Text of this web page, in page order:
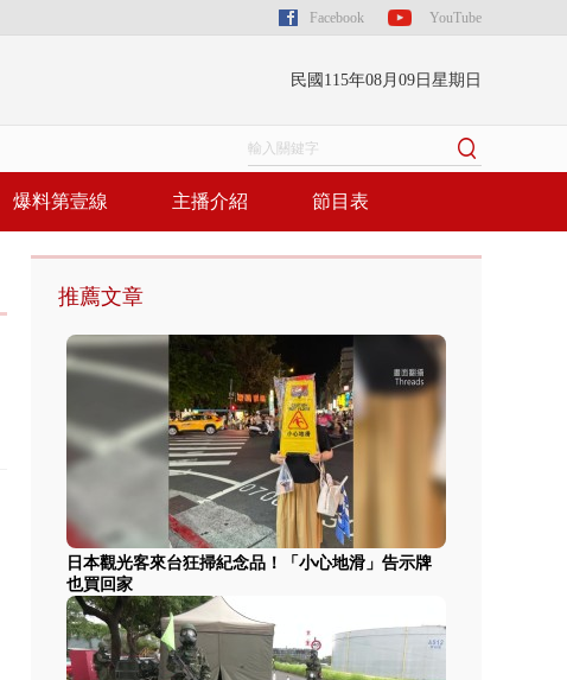
Facebook YouTube
民國115年08月09日星期日
爆料第壹線 主播介紹 節目表
推薦文章
日本觀光客來台狂掃紀念品！「小心地滑」告示牌
也買回家